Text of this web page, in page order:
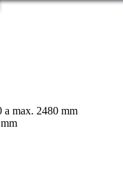
a max. 2480 mm